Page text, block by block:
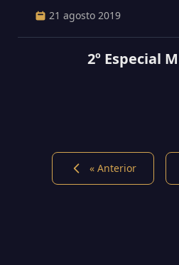
21 agosto 2019
2º Especial
« Anterior